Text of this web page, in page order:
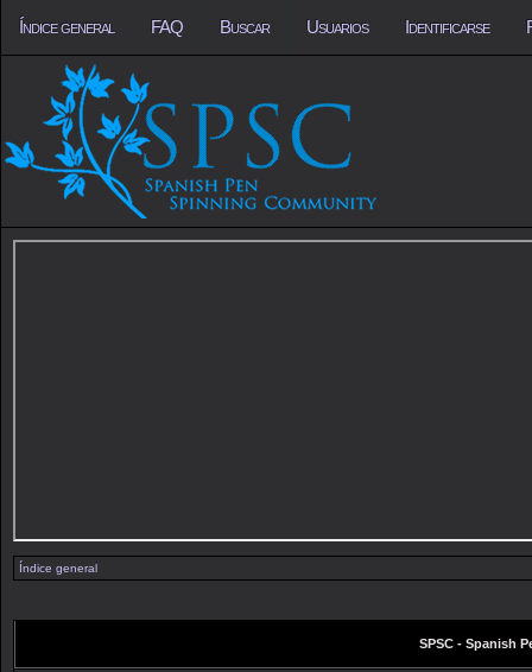
Índice general FAQ Buscar Usuarios Identificarse
Índice general
SPSC - Spanish